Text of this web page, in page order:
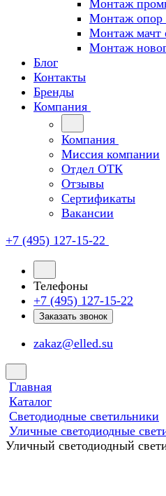
Монтаж
Монтаж опор
Монтаж мачт
Монтаж
Блог
Контакты
Бренды
Компания
Компания
Миссия компании
Отдел ОТК
Отзывы
Сертификаты
Вакансии
+7 (495) 127-15-22
Телефоны
+7 (495) 127-15-22
Заказать звонок
zakaz@elled.su
Главная
Каталог
Светодиодные светильники
Уличные светодиодные
Уличный светодиодный